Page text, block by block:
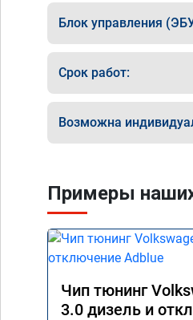
Блок управления
Срок работ:
Возможна
Примеры
Чип тюнинг
3.0 дизель и